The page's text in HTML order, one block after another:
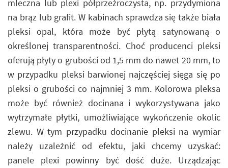
mleczna lub plexi półprzeźroczysta, np. przydymiona
na brąz lub grafit. W kabinach sprawdza się także biała
pleksi opal, która może być płytą satynowaną o
określonej transparentności. Choć producenci pleksi
oferują płyty o grubości od 1,5 mm do nawet 20 mm, to
w przypadku pleksi barwionej najczęściej sięga się po
pleksi o grubości co najmniej 3 mm. Kolorowa pleksa
może być również docinana i wykorzystywana jako
wytrzymałe płytki, umożliwiające wykończenie okolic
zlewu. W tym przypadku docinanie pleksi na wymiar
należy uzależnić od efektu, jaki chcemy uzyskać:
panele plexi powinny być dość duże. Urządzając